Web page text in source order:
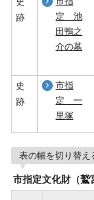
跡
定 池
田鴨之
介の墓
史
跡
市指
定 一
里塚
表の幅を切り替え
市指定文化財（鷲